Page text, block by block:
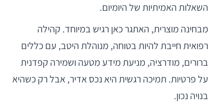
השאלות האמיתיות של היומיום.
מבחינה מוצרית, האתגר כאן רגיש במיוחד. קהילה
רפואית חייבת להיות בטוחה, מנוהלת היטב, עם כללים
ברורים, מודרציה, מניעת מידע מטעה ושמירה קפדנית
על פרטיות. תמיכה רגשית היא נכס אדיר, אבל רק כשהיא
בנויה נכון.